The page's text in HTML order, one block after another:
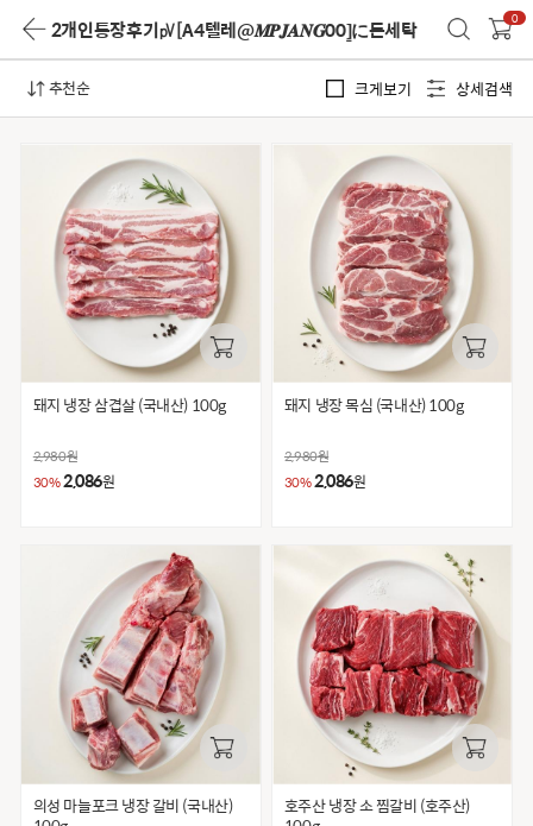
2개인통장후기㎴[A4텔레@𝑴𝑷𝑱𝑨𝑵𝑮00⦌に돈세탁 0
추천순 크게보기 상세검색
돼지 냉장 삼겹살 (국내산) 100g
2,980원
30%2,086원
돼지 냉장 목심 (국내산) 100g
2,980원
30%2,086원
의성 마늘포크 냉장 갈비 (국내산)
호주산 냉장 소 찜갈비 (호주산)